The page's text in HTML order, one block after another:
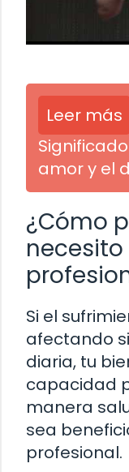
Leer más
amor y el
¿Cómo
Si el
afectando
diaria, tu
capacidad
manera
sea
profesional.